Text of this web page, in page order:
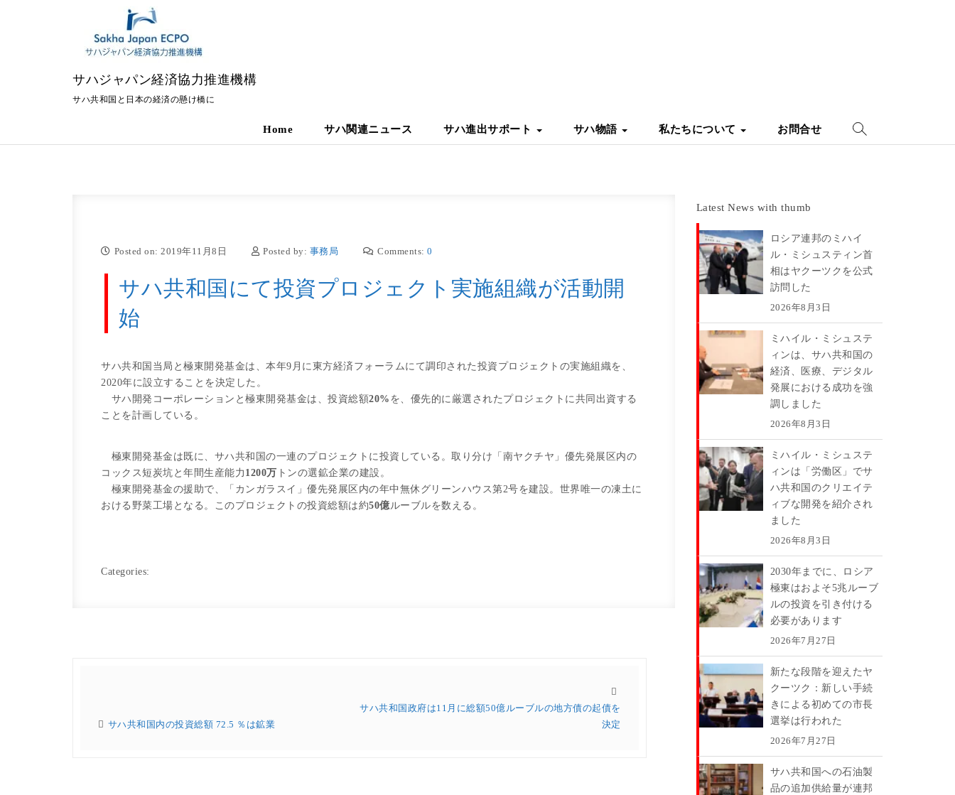
サハジャパン経済協力推進機構
サハ共和国と日本の経済の懸け橋に
Home サハ関連ニュース サハ進出サポート サハ物語 私たちについて お問合せ
Posted on: 2019年11月8日 Posted by: 事務局 Comments: 0
サハ共和国にて投資プロジェクト実施組織が活動開
始
サハ共和国当局と極東開発基金は、本年9月に東方経済フォーラムにて調印された投資プロジェクトの実施組織を、
2020年に設立することを決定した。
サハ開発コーポレーションと極東開発基金は、投資総額20% を、優先的に厳選されたプロジェクトに共同出資する
ことを計画している。
極東開発基金は既に、サハ共和国の一連のプロジェクトに投資している。取り分け「南ヤクチヤ」優先発展区内の
コックス短炭坑と年間生産能力 1200万 トンの選鉱企業の建設。
極東開発基金の援助で、「カンガラスイ」優先発展区内の年中無休グリーンハウス第2号を建設。世界唯一の凍土に
おける野菜工場となる。このプロジェクトの投資総額は約50億ルーブルを数える。
Categories:
サハ共和国内の投資総額 72.5 ％は鉱業
サハ共和国政府は11月に総額50億ルーブルの地方債の起債を
決定
Latest News with thumb
ロシア連邦のミハイ
ル・ミシュスティン首
相はヤクーツクを公式
訪問した
2026年8月3日
ミハイル・ミシュステ
ィンは、サハ共和国の
経済、医療、デジタル
発展における成功を強
調しました
2026年8月3日
ミハイル・ミシュステ
ィンは「労働区」でサ
ハ共和国のクリエイテ
ィブな開発を紹介され
ました
2026年8月3日
2030年までに、ロシア
極東はおよそ5兆ルーブ
ルの投資を引き付ける
必要があります
2026年7月27日
新たな段階を迎えたヤ
クーツク：新しい手続
きによる初めての市長
選挙は行われた
2026年7月27日
サハ共和国への石油製
品の追加供給量が連邦